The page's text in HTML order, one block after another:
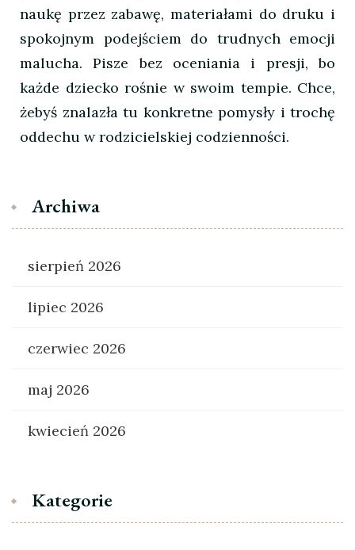
naukę przez zabawę, materiałami do druku i
spokojnym podejściem do trudnych emocji
malucha. Pisze bez oceniania i presji, bo
każde dziecko rośnie w swoim tempie. Chce,
żebyś znalazła tu konkretne pomysły i trochę
oddechu w rodzicielskiej codzienności.
Archiwa
sierpień 2026
lipiec 2026
czerwiec 2026
maj 2026
kwiecień 2026
Kategorie